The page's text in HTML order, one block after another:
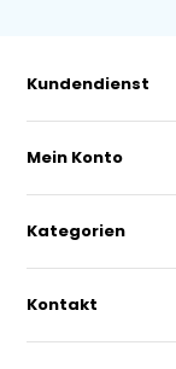
Kundendienst
Mein Konto
Kategorien
Kontakt